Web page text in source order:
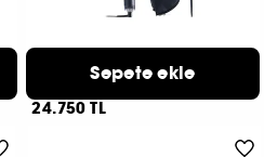
Duet Blowdry
24.750 TL
Sepete ekle